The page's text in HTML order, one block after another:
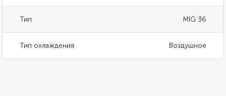
Тип MIG 36
Тип охлаждения Воздушное